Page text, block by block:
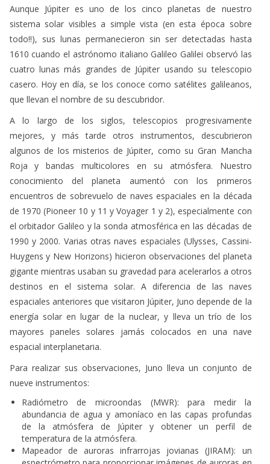
Aunque Júpiter es uno de los cinco planetas de nuestro
sistema solar visibles a simple vista (en esta época sobre
todo!!), sus lunas permanecieron sin ser detectadas hasta
1610 cuando el astrónomo italiano Galileo Galilei observó las
cuatro lunas más grandes de Júpiter usando su telescopio
casero. Hoy en día, se los conoce como satélites galileanos,
que llevan el nombre de su descubridor.
A lo largo de los siglos, telescopios progresivamente
mejores, y más tarde otros instrumentos, descubrieron
algunos de los misterios de Júpiter, como su Gran Mancha
Roja y bandas multicolores en su atmósfera. Nuestro
conocimiento del planeta aumentó con los primeros
encuentros de sobrevuelo de naves espaciales en la década
de 1970 (Pioneer 10 y 11 y Voyager 1 y 2), especialmente con
el orbitador Galileo y la sonda atmosférica en las décadas de
1990 y 2000. Varias otras naves espaciales (Ulysses, Cassini-
Huygens y New Horizons) hicieron observaciones del planeta
gigante mientras usaban su gravedad para acelerarlos a otros
destinos en el sistema solar. A diferencia de las naves
espaciales anteriores que visitaron Júpiter, Juno depende de la
energía solar en lugar de la nuclear, y lleva un trío de los
mayores paneles solares jamás colocados en una nave
espacial interplanetaria.
Para realizar sus observaciones, Juno lleva un conjunto de
nueve instrumentos:
Radiómetro de microondas (MWR): para medir la
abundancia de agua y amoníaco en las capas profundas
de la atmósfera de Júpiter y obtener un perfil de
temperatura de la atmósfera.
Mapeador de auroras infrarrojas jovianas (JIRAM): un